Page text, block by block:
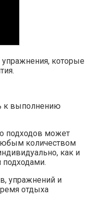
которые
к выполнению
подходов может
количеством
как и
упражнений и
отдыха